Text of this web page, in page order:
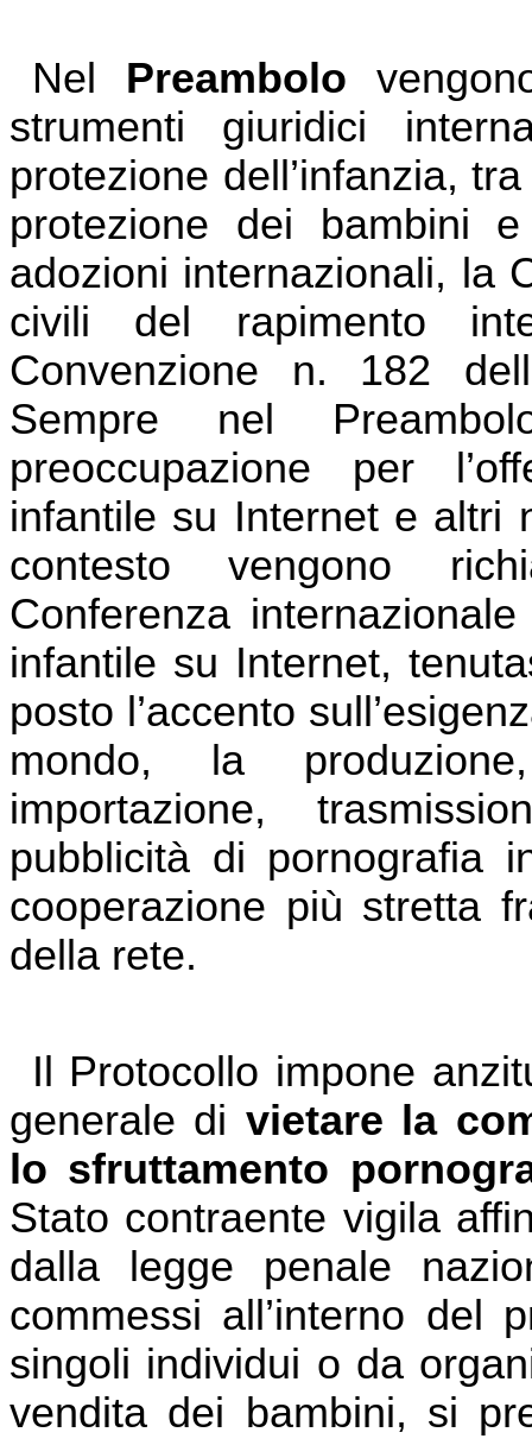
Nel Preambolo
strumenti giuridici
protezione dell’infanzia,
protezione dei bambini
adozioni internazionali, la
civili del rapimento
Convenzione n. 182
Sempre nel
preoccupazione per
infantile su Internet e altri
contesto vengono
Conferenza
infantile su Internet,
posto l’accento
mondo, la
importazione,
pubblicità di pornografia
cooperazione più stretta
della rete.
Il Protocollo impone
generale di vietare la
lo sfruttamento
Stato contraente vigila
dalla legge penale
commessi all’interno del
singoli individui o da
vendita dei bambini, si